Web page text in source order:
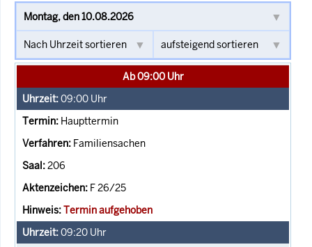
Ab 09:00 Uhr
09:00 Uhr
Haupttermin
Familiensachen
206
F 26/25
Termin aufgehoben
09:20 Uhr